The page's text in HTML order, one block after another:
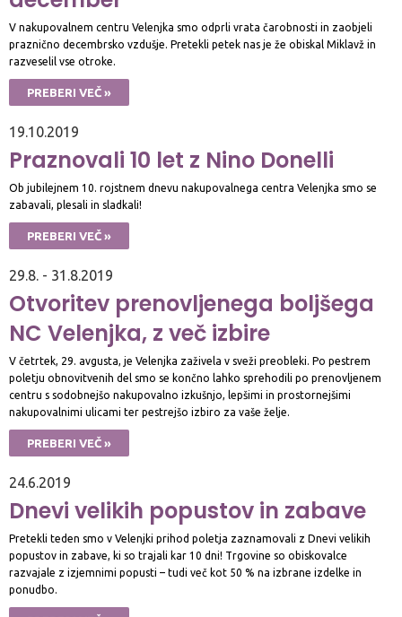
V nakupovalnem centru Velenjka smo odprli vrata čarobnosti in zaobjeli
praznično decembrsko vzdušje. Pretekli petek nas je že obiskal Miklavž in
razveselil vse otroke.
PREBERI VEČ »
19.10.2019
Praznovali 10 let z Nino Donelli
Ob jubilejnem 10. rojstnem dnevu nakupovalnega centra Velenjka smo se
zabavali, plesali in sladkali!
PREBERI VEČ »
29.8. - 31.8.2019
Otvoritev prenovljenega boljšega
NC Velenjka, z več izbire
V četrtek, 29. avgusta, je Velenjka zaživela v sveži preobleki. Po pestrem
poletju obnovitvenih del smo se končno lahko sprehodili po prenovljenem
centru s sodobnejšo nakupovalno izkušnjo, lepšimi in prostornejšimi
nakupovalnimi ulicami ter pestrejšo izbiro za vaše želje.
PREBERI VEČ »
24.6.2019
Dnevi velikih popustov in zabave
Pretekli teden smo v Velenjki prihod poletja zaznamovali z Dnevi velikih
popustov in zabave, ki so trajali kar 10 dni! Trgovine so obiskovalce
razvajale z izjemnimi popusti – tudi več kot 50 % na izbrane izdelke in
ponudbo.